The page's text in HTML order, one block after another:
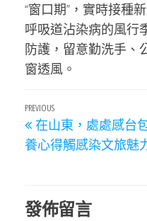
“窗口期”，實時接種
呼吸道沾染病的風行
防護，留意勤洗手、
窗透風。
文
章
導
Previous
Post
PREVIOUS
在山東，處處感台
養心得觸感染文旅魅
發佈留言